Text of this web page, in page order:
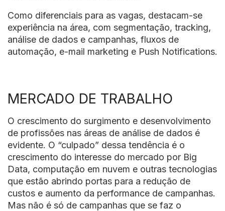
Como diferenciais para as vagas, destacam-se
experiência na área, com segmentação, tracking,
análise de dados e campanhas, fluxos de
automação, e-mail marketing e Push Notifications.
MERCADO DE TRABALHO
O crescimento do surgimento e desenvolvimento
de profissões nas áreas de análise de dados é
evidente. O “culpado” dessa tendência é o
crescimento do interesse do mercado por Big
Data, computação em nuvem e outras tecnologias
que estão abrindo portas para a redução de
custos e aumento da performance de campanhas.
Mas não é só de campanhas que se faz o